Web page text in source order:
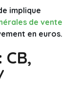
implique
de vente
en euros.